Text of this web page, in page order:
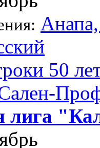
50